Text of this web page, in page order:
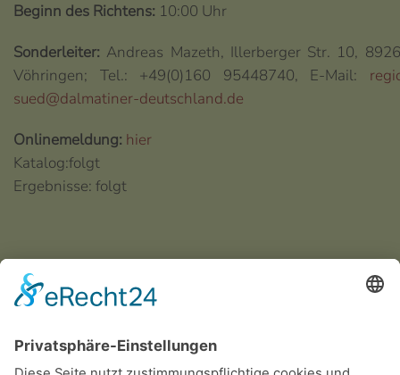
Beginn des Richtens: 10:00 Uhr
Sonderleiter: Andreas Mazeth, Illerberger Str. 10,
Vöhringen; Tel.: +49(0)160 95448740, E-Mail:
sued@dalmatiner-deutschland.de
Onlinemeldung: hier
Katalog:folgt
Ergebnisse: folgt
Dateien